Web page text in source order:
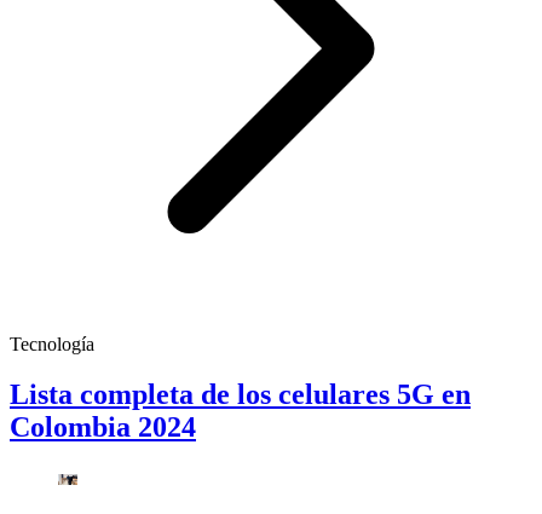
Tecnología
Lista completa de los celulares 5G en
Colombia 2024